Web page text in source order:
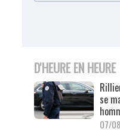
D'HEURE EN HEURE
se
07/